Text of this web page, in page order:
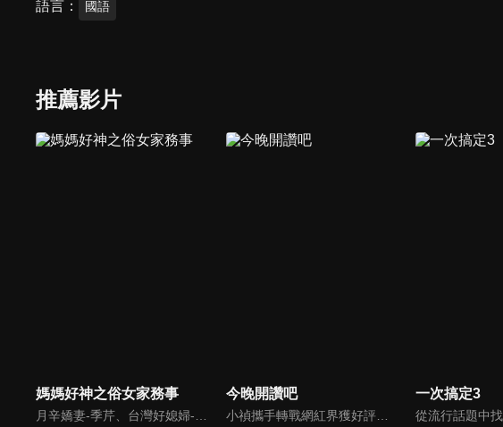
語言 國語
推薦影片
媽媽好神之俗女家務事 今晚開讚吧
小禎攜手轉戰網紅界獲好評的羅時豐主持綜藝節目《今晚開讚吧》，節目嘗試創新互動式節目，帶動討論時事及創新的議題，打破傳統的談話模式，進而更貼近網路群眾。
一次搞定3